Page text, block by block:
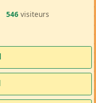
546 visiteurs